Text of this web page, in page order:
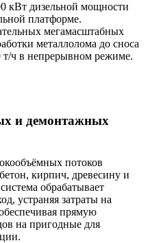
кВт дизельной мощности
платформе.
мегамасштабных
металлолома до сноса
т/ч в непрерывном режиме.
и демонтажных
потоков
кирпич, древесину и
обрабатывает
устраняя затраты на
прямую
на пригодные для